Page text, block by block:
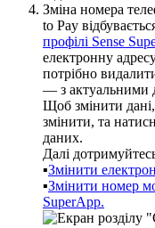
Зміна номера теле
to Pay відбуваєтьс
профілі Sense
електронну адрес
потрібно видалит
— з актуальними
Щоб змінити дані,
змінити, та натисн
даних.
Далі дотримуйтес
▪Змінити електрон
▪Змінити номер м
SuperApp.